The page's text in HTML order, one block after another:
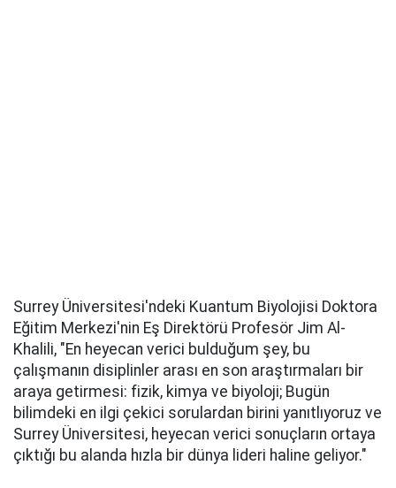
Surrey Üniversitesi'ndeki Kuantum Biyolojisi Doktora
Eğitim Merkezi'nin Eş Direktörü Profesör Jim Al-
Khalili, "En heyecan verici bulduğum şey, bu
çalışmanın disiplinler arası en son araştırmaları bir
araya getirmesi: fizik, kimya ve biyoloji; Bugün
bilimdeki en ilgi çekici sorulardan birini yanıtlıyoruz ve
Surrey Üniversitesi, heyecan verici sonuçların ortaya
çıktığı bu alanda hızla bir dünya lideri haline geliyor."